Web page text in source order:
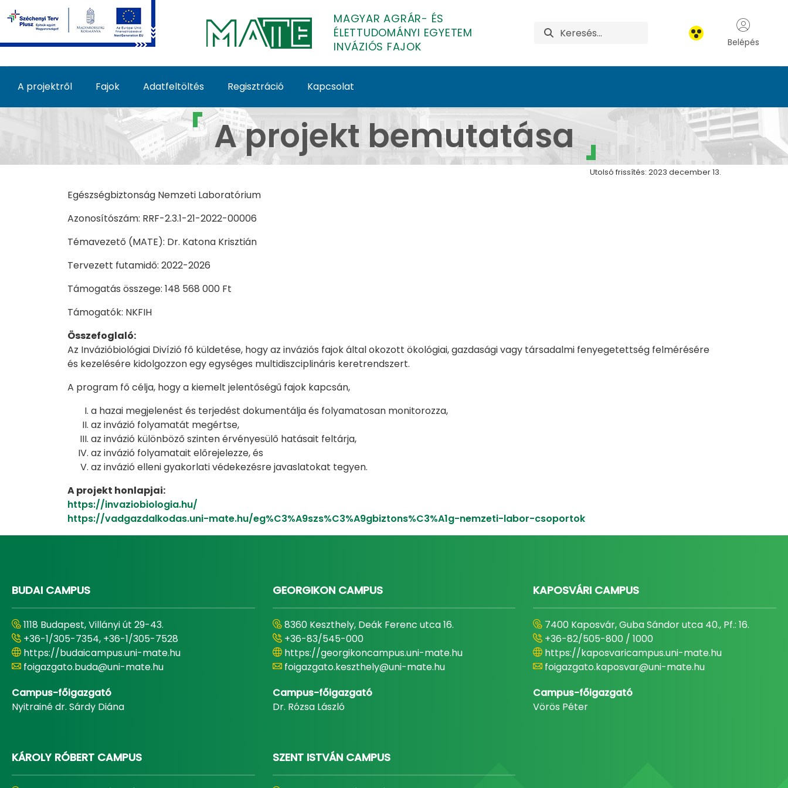
Ugrás a fő tartalomhoz
MAGYAR AGRÁR- ÉS
ÉLETTUDOMÁNYI EGYETEM
INVÁZIÓS FAJOK
Belépés
A projektről Fajok Adatfeltöltés Regisztráció Kapcsolat
Home - Inváziós fajokA projekt bemutatása
Utolsó frissítés: 2023 december 13.
Egészségbiztonság Nemzeti Laboratórium
Azonosítószám: RRF-2.3.1-21-2022-00006
Témavezető (MATE): Dr. Katona Krisztián
Tervezett futamidő: 2022-2026
Támogatás összege: 148 568 000 Ft
Támogatók: NKFIH
Összefoglaló:
Az Invázióbiológiai Divízió fő küldetése, hogy az inváziós fajok által okozott ökológiai, gazdasági vagy társadalmi fenyegetettség felmérésére
és kezelésére kidolgozzon egy egységes multidiszciplináris keretrendszert.
A program fő célja, hogy a kiemelt jelentőségű fajok kapcsán,
a hazai megjelenést és terjedést dokumentálja és folyamatosan monitorozza,
az invázió folyamatát megértse,
az invázió különböző szinten érvényesülő hatásait feltárja,
az invázió folyamatait előrejelezze, és
az invázió elleni gyakorlati védekezésre javaslatokat tegyen.
A projekt honlapjai:
https://invaziobiologia.hu/
https://vadgazdalkodas.uni-mate.hu/eg%C3%A9szs%C3%A9gbiztons%C3%A1g-nemzeti-labor-csoportok
BUDAI CAMPUS
1118 Budapest, Villányi út 29-43.
+36-1/305-7354, +36-1/305-7528
https://budaicampus.uni-mate.hu
foigazgato.buda@uni-mate.hu
Campus-főigazgató
Nyitrainé dr. Sárdy Diána
GEORGIKON CAMPUS
8360 Keszthely, Deák Ferenc utca 16.
+36-83/545-000
https://georgikoncampus.uni-mate.hu
foigazgato.keszthely@uni-mate.hu
Campus-főigazgató
Dr. Rózsa László
KAPOSVÁRI CAMPUS
7400 Kaposvár, Guba Sándor utca 40., Pf.: 16.
+36-82/505-800 / 1000
https://kaposvaricampus.uni-mate.hu
foigazgato.kaposvar@uni-mate.hu
Campus-főigazgató
Vörös Péter
KÁROLY RÓBERT CAMPUS SZENT ISTVÁN CAMPUS